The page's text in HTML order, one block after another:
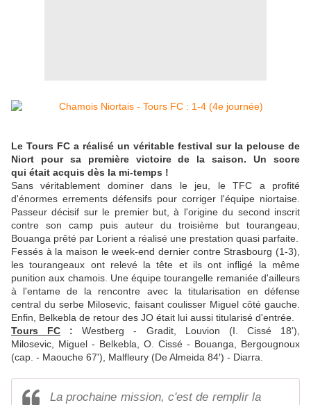
Le Tours FC a réalisé un véritable festival sur la pelouse de
Niort pour sa première victoire de la saison. Un score
qui était acquis dès la mi-temps !
Sans véritablement dominer dans le jeu, le TFC a profité
d'énormes errements défensifs pour corriger l'équipe niortaise.
Passeur décisif sur le premier but, à l'origine du second inscrit
contre son camp puis auteur du troisième but tourangeau,
Bouanga prêté par Lorient a réalisé une prestation quasi parfaite.
Fessés à la maison le week-end dernier contre Strasbourg (1-3),
les tourangeaux ont relevé la tête et ils ont infligé la même
punition aux chamois. Une équipe tourangelle remaniée d'ailleurs
à l'entame de la rencontre avec la titularisation en défense
central du serbe Milosevic, faisant coulisser Miguel côté gauche.
Enfin, Belkebla de retour des JO était lui aussi titularisé d'entrée.
Tours FC : Westberg - Gradit, Louvion (I. Cissé 18'),
Milosevic, Miguel - Belkebla, O. Cissé - Bouanga, Bergougnoux
(cap. - Maouche 67'), Malfleury (De Almeida 84′) - Diarra.
La prochaine mission, c'est de remplir la